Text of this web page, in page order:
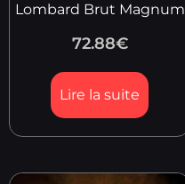
Lombard Brut Magnum
72.88€
Lire la suite